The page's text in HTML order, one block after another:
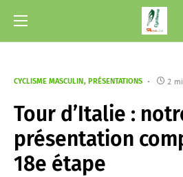
CYCLISME MASCULIN PRÉSENTATIONS 2
Tour d’Italie :
présentation
18e étape